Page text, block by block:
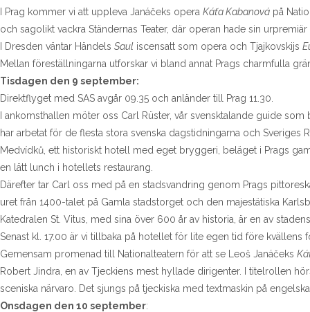
I Prag kommer vi att uppleva Janáčeks opera Káťa Kabanová på
och sagolikt vackra Ständernas Teater, där operan hade sin
I Dresden väntar Händels Saul iscensatt som opera och Tjajkovskijs
Mellan föreställningarna utforskar vi bland annat Prags charmfulla
Tisdagen den 9 september:
Direktflyget med SAS avgår 09.35 och anländer till Prag 11.30.
I ankomsthallen möter oss Carl Rüster, vår svensktalande guide
har arbetat för de flesta stora svenska dagstidningarna och
Medvídků, ett historiskt hotell med eget bryggeri, beläget i Prags
en lätt lunch i hotellets restaurang.
Därefter tar Carl oss med på en stadsvandring genom Prags
uret från 1400-talet på Gamla stadstorget och den majestätiska
Katedralen St. Vitus, med sina över 600 år av historia, är en av
Senast kl. 17.00 är vi tillbaka på hotellet för lite egen tid före kvällens
Gemensam promenad till Nationalteatern för att se Leoš Janáčeks
Robert Jindra, en av Tjeckiens mest hyllade dirigenter. I titelrollen
sceniska närvaro. Det sjungs på tjeckiska med textmaskin på
Onsdagen den 10 september: